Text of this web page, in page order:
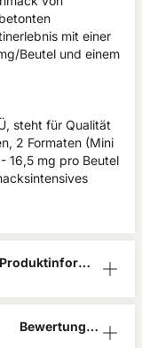
mit einer
Beutel und einem
steht für Qualität
2 Formaten (Mini
16,5 mg pro Beutel
Produktinform
Bewertunge